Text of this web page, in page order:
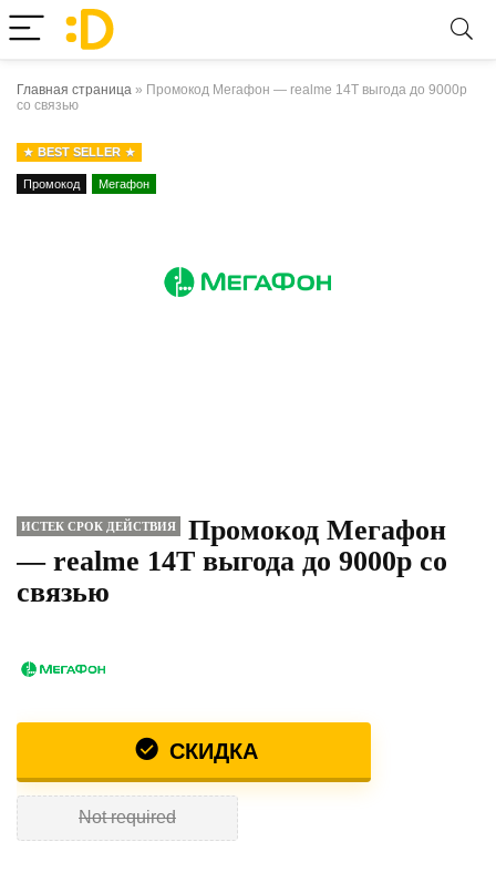
Главная страница » Промокод Мегафон — realme 14T выгода до 9000р
со связью
BEST SELLER
Промокод Мегафон
ИСТЕК СРОК ДЕЙСТВИЯ
Промокод Мегафон
— realme 14T выгода до 9000р со
связью
СКИДКА
Not required